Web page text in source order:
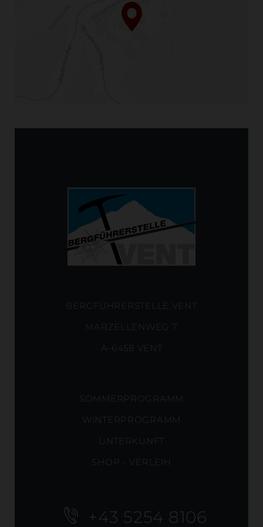
BERGFÜHRERSTELLE VENT
MARZELLENWEG 7
A-6458 VENT
SOMMERPROGRAMM
WINTERPROGRAMM
UNTERKUNFT
SHOP - VERLEIH
+43 5254 8106